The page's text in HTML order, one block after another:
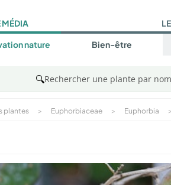
MÉDIA
nature Bien-être
🔍Rechercher une plante par
plantes > Euphorbiaceae > Euphorbia >